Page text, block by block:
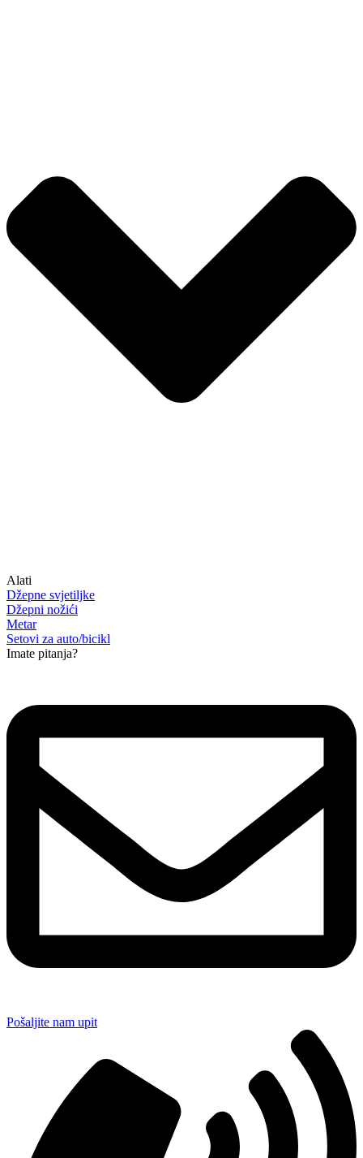
Alati
Džepne svjetiljke
Džepni nožići
Metar
Setovi za auto/bicikl
Imate pitanja?
Pošaljite nam upit